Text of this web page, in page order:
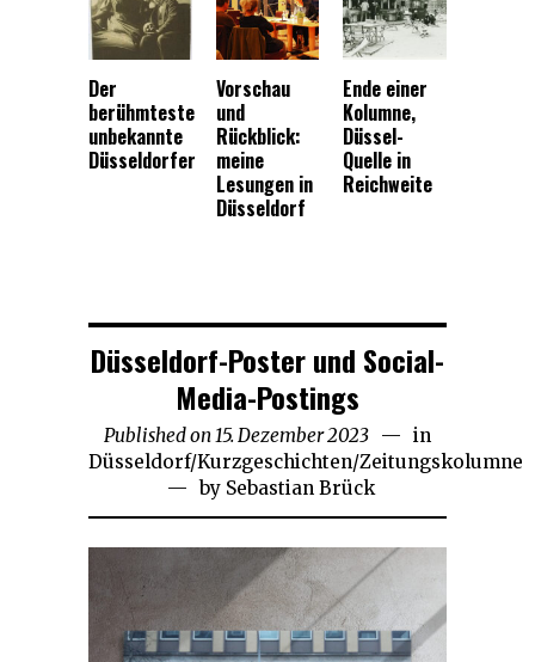
Der
berühmteste
unbekannte
Düsseldorfer
Vorschau
und
Rückblick:
meine
Lesungen in
Düsseldorf
Ende einer
Kolumne,
Düssel-
Quelle in
Reichweite
Düsseldorf-Poster und Social-
Media-Postings
Published on15. Dezember 2023 30.
August
2025
in
Düsseldorf/Kurzgeschichten/Zeitungskolumne
by Sebastian Brück